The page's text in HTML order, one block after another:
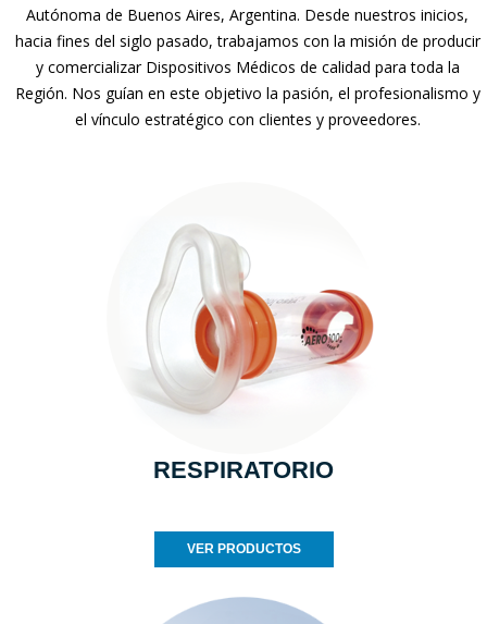
Autónoma de Buenos Aires, Argentina. Desde nuestros inicios,
hacia fines del siglo pasado, trabajamos con la misión de producir
y comercializar Dispositivos Médicos de calidad para toda la
Región. Nos guían en este objetivo la pasión, el profesionalismo y
el vínculo estratégico con clientes y proveedores.
RESPIRATORIO
VER PRODUCTOS